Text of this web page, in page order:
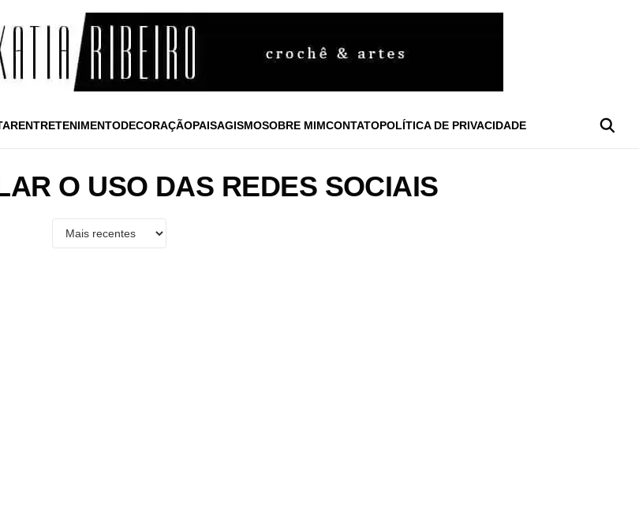
ENTRETENIMENTODECORAÇÃOPAISAGISMOSOBRE MIMCONTATOPOLÍTICA DE PRIVACIDADE
O USO DAS REDES SOCIAIS